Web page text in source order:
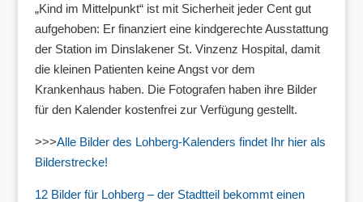
„Kind im Mittelpunkt“ ist mit Sicherheit jeder Cent gut
aufgehoben: Er finanziert eine kindgerechte Ausstattung
der Station im Dinslakener St. Vinzenz Hospital, damit
die kleinen Patienten keine Angst vor dem
Krankenhaus haben. Die Fotografen haben ihre Bilder
für den Kalender kostenfrei zur Verfügung gestellt.
>>>Alle Bilder des Lohberg-Kalenders findet Ihr hier als
Bilderstrecke!
12 Bilder für Lohberg – der Stadtteil bekommt einen